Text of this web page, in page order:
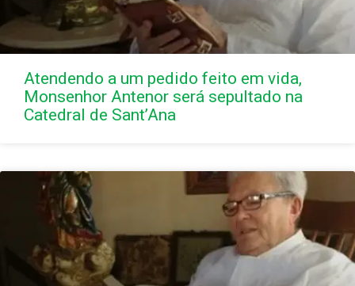
Atendendo a um pedido feito em vida,
Monsenhor Antenor será sepultado na
Catedral de Sant’Ana